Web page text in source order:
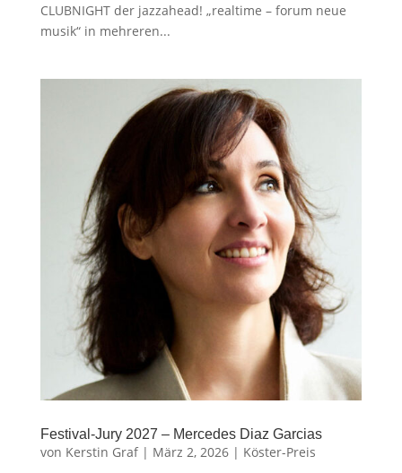
CLUBNIGHT der jazzahead! „realtime – forum neue
musik“ in mehreren...
Festival-Jury 2027 – Mercedes Diaz Garcias
von Kerstin Graf| März 2, 2026| Köster-Preis